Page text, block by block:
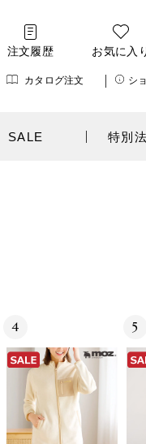
注文履歴 お気に入
カタログ注文 シ
SALE 特別
4 5